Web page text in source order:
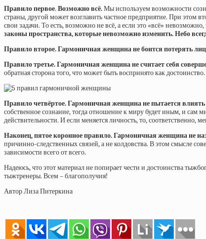
Правило первое. Возможно всё.Мы используем возможности
страны, другой может возглавить частное предприятие. При этом
свои задачи. То есть, возможно не всё, а если это «всё»
законы пространства, которые невозможно изменить. Небо
Правило второе.Гармоничная женщина не боится потерять
Правило третье.Гармоничная женщина не считает себя
обратная сторона того, что может быть воспринято как
Правило четвёртое.Гармоничная женщина не пытается
собственное сознание, тогда отношение к миру будет иным, и сам
действительности. И если меняется личность, то, соответственно,
Наконец, пятое коронное правило.Гармоничная женщина не
причинно-следственных связей, а не колдовства. В этом смысле
зависимости всего от всего.
Надеюсь, что этот материал не попирает чести и достоинства
тыжтренеры. Всем – благополучия!
Автор Лиза Питеркина